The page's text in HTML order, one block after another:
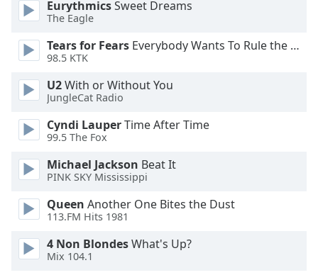
Area
Background
Color
Opacity
Font
Size
Text
Style
EurythmicsSweet Dreams
The Eagle
Tears for Fears Everybody Wants To Rule the World
98.5 KTK
U2With or Without You
JungleCat Radio
Cyndi LauperTime After Time
99.5 The Fox
Michael Jackson Beat It
PINK SKY Mississippi
Queen Another One Bites the Dust
113.FM Hits 1981
4 Non BlondesWhat's Up?
Mix 104.1